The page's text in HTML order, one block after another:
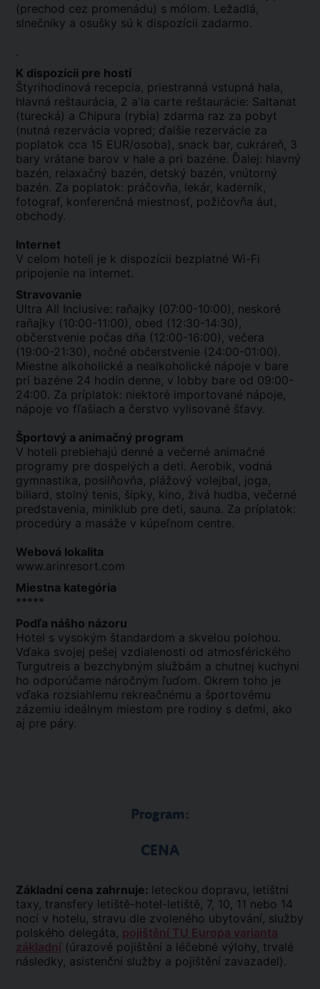
(prechod cez promenádu) s mólom. Ležadlá,
slnečníky a osušky sú k dispozícii zadarmo.
.
K dispozícii pre hostí
Štyrihodinová recepcia, priestranná vstupná hala,
hlavná reštaurácia, 2 a'la carte reštaurácie: Saltanat
(turecká) a Chipura (rybia) zdarma raz za pobyt
(nutná rezervácia vopred; ďalšie rezervácie za
poplatok cca 15 EUR/osoba), snack bar, cukráreň, 3
bary vrátane barov v hale a pri bazéne. Ďalej: hlavný
bazén, relaxačný bazén, detský bazén, vnútorný
bazén. Za poplatok: práčovňa, lekár, kaderník,
fotograf, konferenčná miestnosť, požičovňa áut,
obchody.
Internet
V celom hoteli je k dispozícii bezplatné Wi-Fi
pripojenie na internet.
Stravovanie
Ultra All Inclusive: raňajky (07:00-10:00), neskoré
raňajky (10:00-11:00), obed (12:30-14:30),
občerstvenie počas dňa (12:00-16:00), večera
(19:00-21:30), nočné občerstvenie (24:00-01:00).
Miestne alkoholické a nealkoholické nápoje v bare
pri bazéne 24 hodín denne, v lobby bare od 09:00-
24:00. Za príplatok: niektoré importované nápoje,
nápoje vo fľašiach a čerstvo vylisované šťavy.
Športový a animačný program
V hoteli prebiehajú denné a večerné animačné
programy pre dospelých a deti. Aerobik, vodná
gymnastika, posilňovňa, plážový volejbal, joga,
biliard, stolný tenis, šípky, kino, živá hudba, večerné
predstavenia, miniklub pre deti, sauna. Za príplatok:
procedúry a masáže v kúpeľnom centre.
Webová lokalita
www.arinresort.com
Miestna kategória
*****
Podľa nášho názoru
Hotel s vysokým štandardom a skvelou polohou.
Vďaka svojej pešej vzdialenosti od atmosférického
Turgutreis a bezchybným službám a chutnej kuchyni
ho odporúčame náročným ľuďom. Okrem toho je
vďaka rozsiahlemu rekreačnému a športovému
zázemiu ideálnym miestom pre rodiny s deťmi, ako
aj pre páry.
Program:
CENA
Základní cena zahrnuje: leteckou dopravu, letištní
taxy, transfery letiště-hotel-letiště, 7, 10, 11 nebo 14
nocí v hotelu, stravu dle zvoleného ubytování, služby
polského delegáta, pojištění TU Europa varianta
základní (úrazové pojištění a léčebné výlohy, trvalé
následky, asistenční služby a pojištění zavazadel).